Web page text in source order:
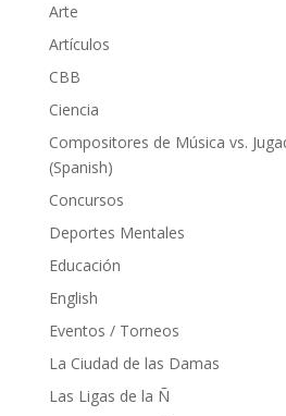
Arte
Artículos
CBB
Ciencia
Compositores de Música vs.
(Spanish)
Concursos
Deportes Mentales
Educación
English
Eventos / Torneos
La Ciudad de las Damas
Las Ligas de la Ñ